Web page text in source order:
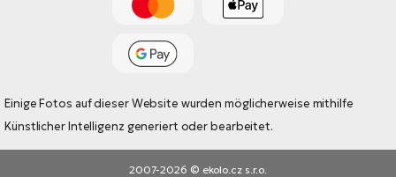
Einige Fotos auf dieser Website wurden möglicherweise mithilfe
Künstlicher Intelligenz generiert oder bearbeitet.
2007-2026 © ekolo.cz s.r.o.